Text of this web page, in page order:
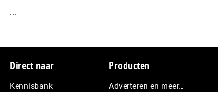
...
Footer
Direct naar
Kennisbank
Producten
Adverteren en meer…